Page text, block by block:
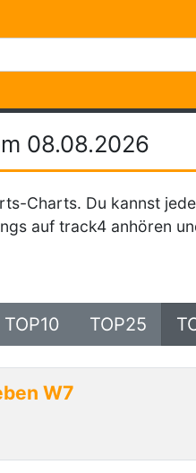
08.08.2026
Charts. Du kannst
auf track4 anhören
TOP10 TOP25
W7